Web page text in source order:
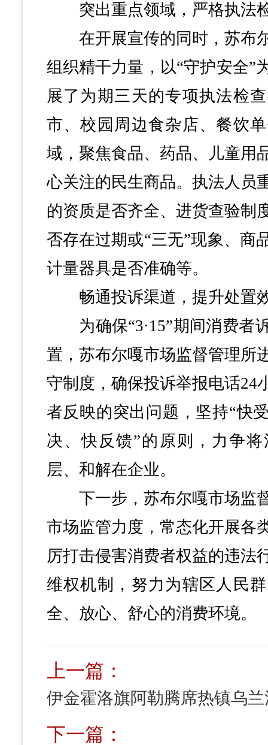
突出重点领域，严格执法
在开展宣传的同时，苏布
组织精干力量，以“守护安全”
展了为期三天的专项执法检
市、校园周边食杂店、餐饮
域，聚焦食品、药品、儿童用
心关注的民生商品。执法人员
的资质是否齐全、进货查验制
否存在过期或“三无”现象、商
计量器具是否准确等。
畅通投诉渠道，提升处置
为确保“3·15”期间消费者
置，苏布尔嘎市场监督管理所
守制度，确保投诉举报电话24
者反映的突出问题，坚持“快
决、快反馈”的原则，力争
层、和解在企业。
下一步，苏布尔嘎市场监
市场监管力度，常态化开展各
厉打击侵害消费者权益的违法
维权机制，努力为辖区人民
全、放心、舒心的消费环境。
上一篇：
下一篇：